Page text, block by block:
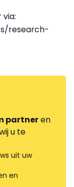
research-
partneren
u te
uit uw
en